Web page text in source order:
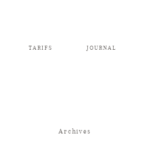
TARIFS JOURNAL
Archives